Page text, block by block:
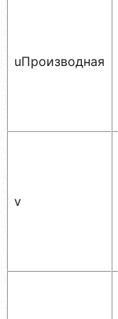
uПроизводная
v